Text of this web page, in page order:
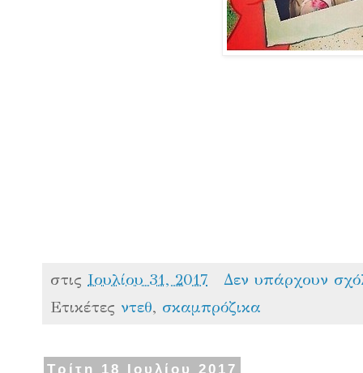
στις Ιουλίου 31, 2017
Δεν υπάρχουν
Ετικέτες ντεθ, σκαμπρόζικα
Τρίτη 18 Ιουλίου 2017